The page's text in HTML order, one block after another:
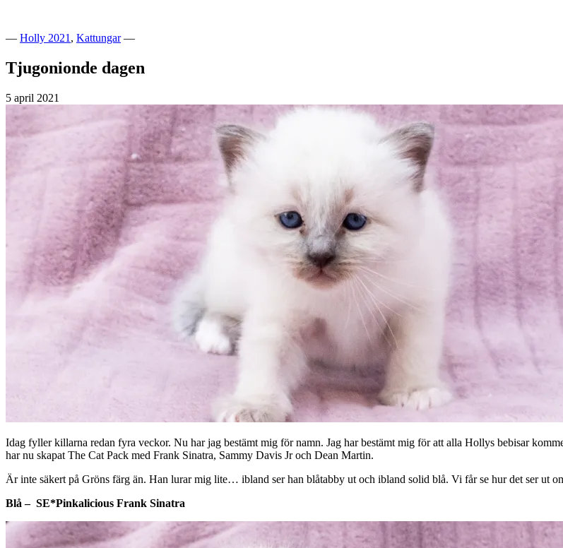
— Holly 2021 , Kattungar—
Tjugonionde dagen
5 april 2021
Idag fyller killarna redan fyra veckor. Nu har jag bestämt mig för namn. Jag har bestämt mig för att alla Hollys bebisar
har nu skapat The Cat Pack med Frank Sinatra, Sammy Davis Jr och Dean Martin.
Är inte säkert på Gröns färg än. Han lurar mig lite… ibland ser han blåtabby ut och ibland solid blå. Vi får se hur det ser ut
Blå – SE*Pinkalicious Frank Sinatra